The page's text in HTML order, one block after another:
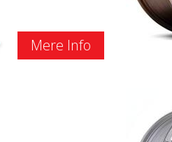
Mere Info